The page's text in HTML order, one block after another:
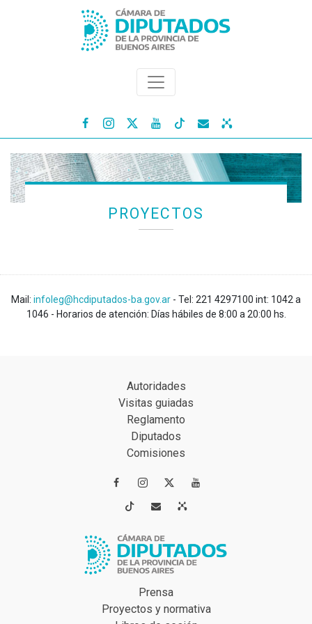
   
PROYECTOS
Mail: infoleg@hcdiputados-ba.gov.ar - Tel: 221 4297100 int: 1042 a
1046 - Horarios de atención: Días hábiles de 8:00 a 20:00 hs.
Autoridades
Visitas guiadas
Reglamento
Diputados
Comisiones
 
 
Prensa
Proyectos y normativa